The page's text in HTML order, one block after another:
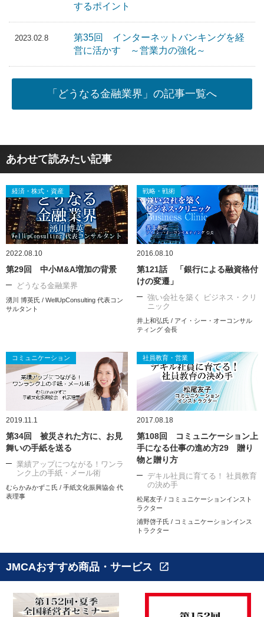
するポイント
2023.02.8
第35回 インターネットバンキングを経
営に活かす ～営業力の強化～
「どうなる金融業界」の記事一覧へ
あわせて読みたい記事
経済・株式・資産
2022.08.10
第29回 中小M&A増加の背景
どうなる金融業界
湧川 博英氏 / WellUpConsulting 代表コン
サルタント
戦略・戦術
2016.08.10
第121話 「銀行による融資格付
けの変遷」
強い会社を築く ビジネス・クリ
ニック
井上和弘氏 / アイ・シー・オーコンサル
ティング 会長
コミュニケーション
2019.11.1
第34回 被災された方に、お見
舞いの手紙を送る
業績アップにつながる！ワンラ
ンク上の手紙・メール術
むらかみかずこ氏 / 手紙文化振興協会 代
表理事
社員教育・営業
2017.08.18
第108回 コミュニケーション上
手になる仕事の進め方29 贈り
物と贈り方
デキル社員に育てる！ 社員教育
の決め手
松尾友子 / コミュニケーションインスト
ラクター
浦野啓子氏 / コミュニケーションインス
トラクター
JMCAおすすめ商品・サービス open_in_new